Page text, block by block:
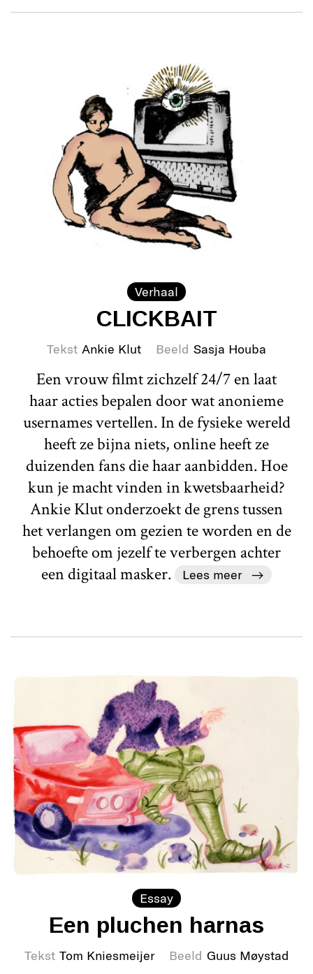
Verhaal
CLICKBAIT
Tekst Ankie Klut Beeld Sasja Houba
Een vrouw filmt zichzelf 24/7 en laat
haar acties bepalen door wat anonieme
usernames vertellen. In de fysieke wereld
heeft ze bijna niets, online heeft ze
duizenden fans die haar aanbidden. Hoe
kun je macht vinden in kwetsbaarheid?
Ankie Klut onderzoekt de grens tussen
het verlangen om gezien te worden en de
behoefte om jezelf te verbergen achter
een digitaal masker.
Lees meer
Essay
Een pluchen harnas
Tekst Tom Kniesmeijer Beeld Guus Møystad